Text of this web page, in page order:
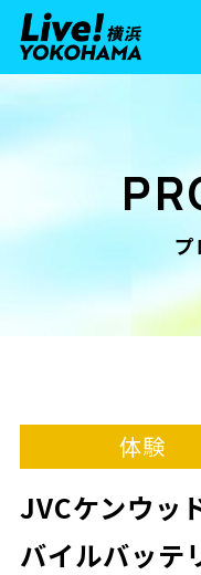
体験
JVCケンウッ
バイルバッテ